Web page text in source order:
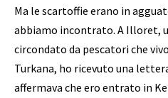
Ma le scartoffie erano in
abbiamo incontrato. A Illoret,
circondato da pescatori che
Turkana, ho ricevuto una
affermava che ero entrato in